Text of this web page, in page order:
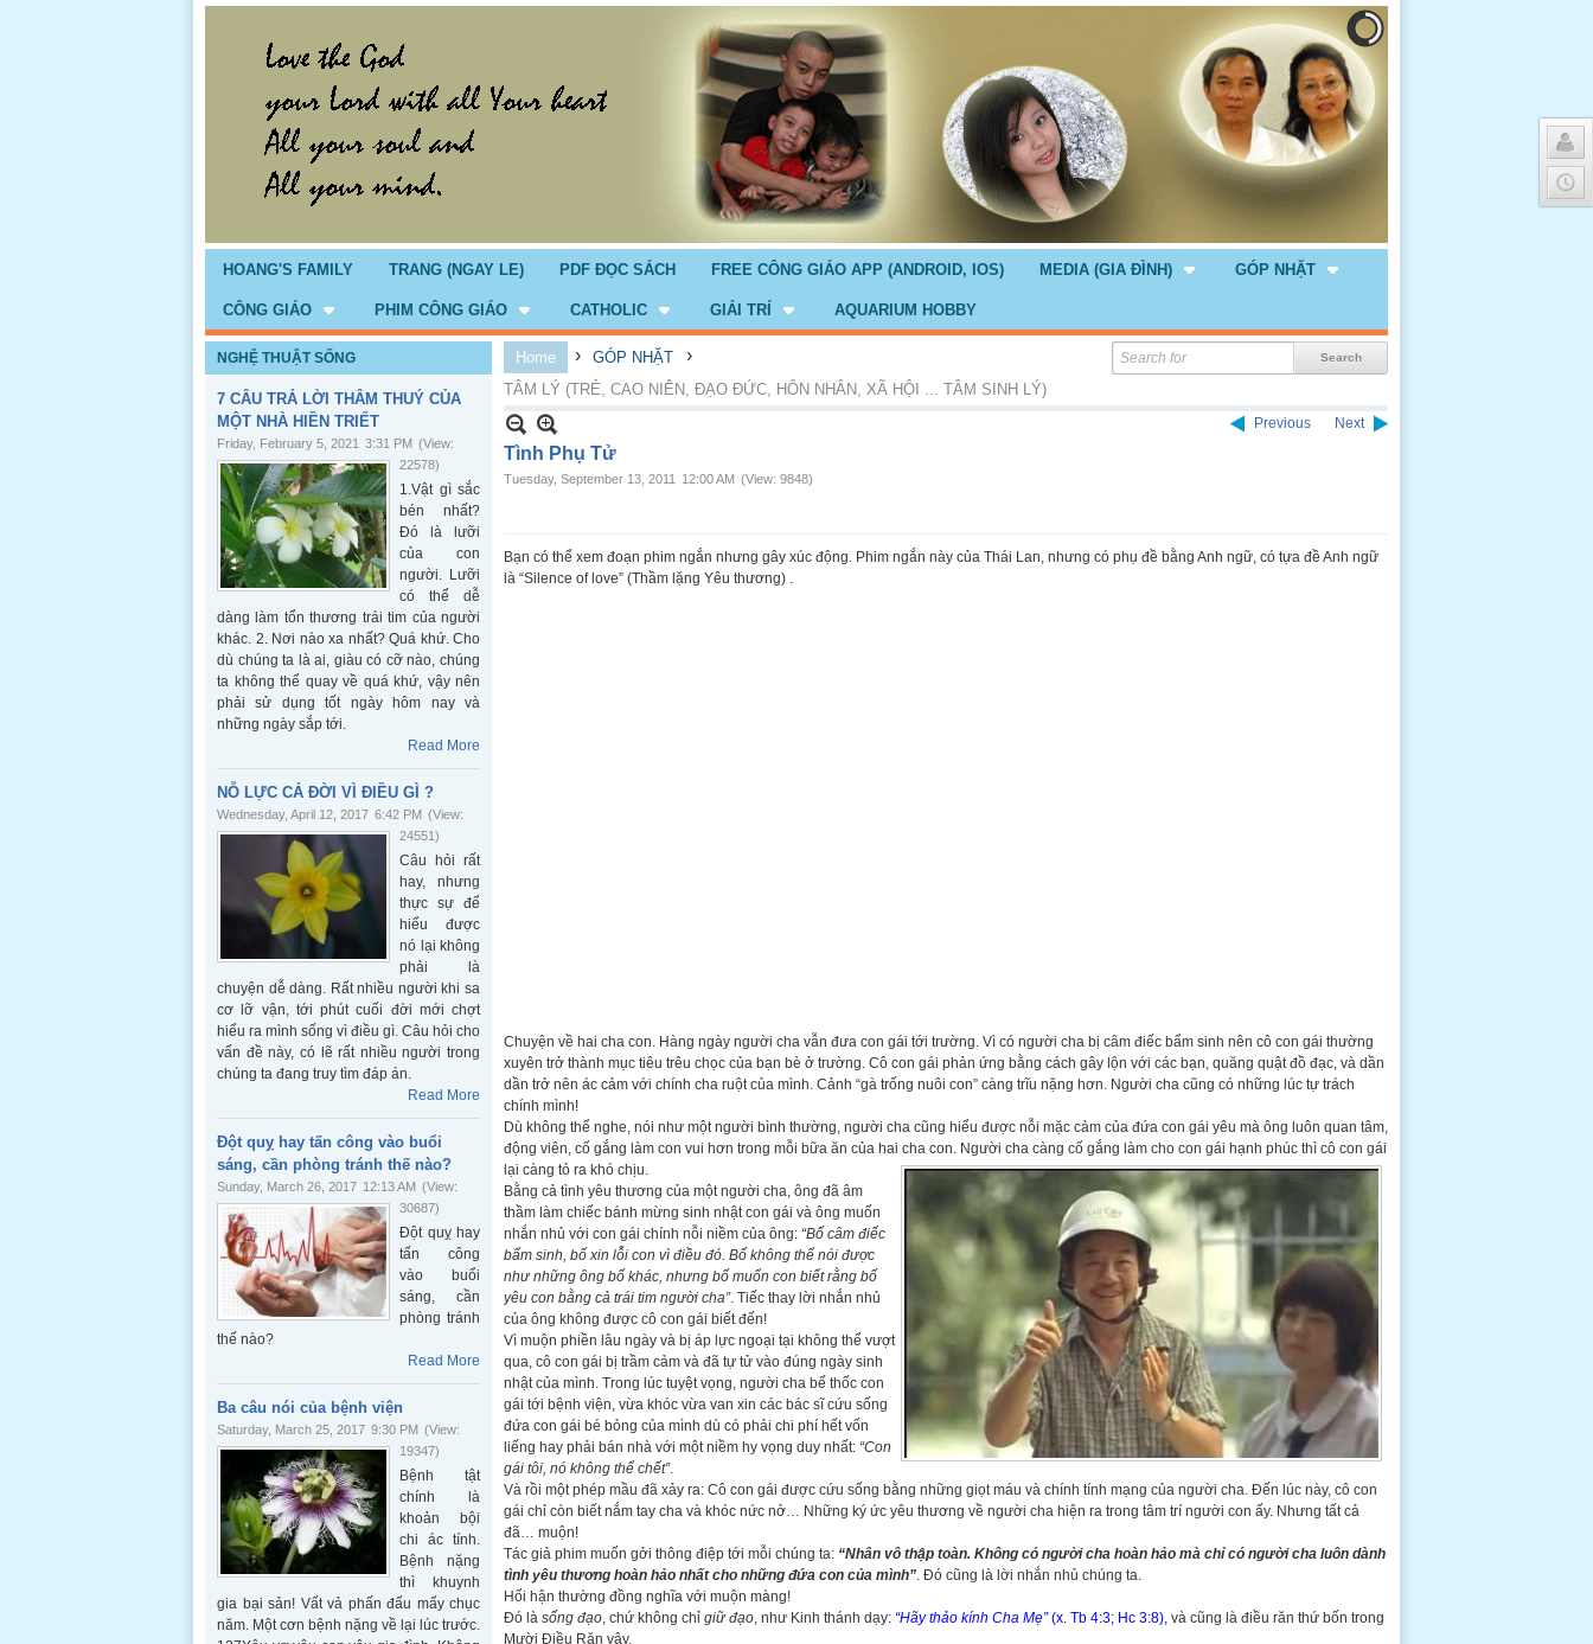
HOANG'S FAMILY TRANG (NGAY LE) PDF ĐỌC SÁCH FREE CÔNG GIÁO APP (ANDROID, IOS) MEDIA (GIA ĐÌNH) GÓP NHẶT
CÔNG GIÁO PHIM CÔNG GIÁO CATHOLIC GIẢI TRÍ AQUARIUM HOBBY
NGHỆ THUẬT SỐNG
7 CÂU TRẢ LỜI THÂM THUÝ CỦA
MỘT NHÀ HIỀN TRIẾT
Friday, February 5, 2021 3:31 PM (View:
22578)
1.Vật gì sắc
bén nhất?
Đó là lưỡi
của con
người. Lưỡi
có thể dễ
dàng làm tổn thương trái tim của người
khác. 2. Nơi nào xa nhất? Quá khứ. Cho
dù chúng ta là ai, giàu có cỡ nào, chúng
ta không thể quay về quá khứ, vậy nên
phải sử dụng tốt ngày hôm nay và
những ngày sắp tới.
Read More
NỖ LỰC CẢ ĐỜI VÌ ĐIỀU GÌ ?
Wednesday, April 12, 2017 6:42 PM (View:
24551)
Câu hỏi rất
hay, nhưng
thực sự để
hiểu được
nó lại không
phải là
chuyện dễ dàng. Rất nhiều người khi sa
cơ lỡ vận, tới phút cuối đời mới chợt
hiểu ra mình sống vì điều gì. Câu hỏi cho
vấn đề này, có lẽ rất nhiều người trong
chúng ta đang truy tìm đáp án.
Read More
Đột quỵ hay tấn công vào buổi
sáng, cần phòng tránh thế nào?
Sunday, March 26, 2017 12:13 AM (View:
30687)
Đột quỵ hay
tấn công
vào buổi
sáng, cần
phòng tránh
thế nào?
Read More
Ba câu nói của bệnh viện
Saturday, March 25, 2017 9:30 PM (View:
19347)
Bệnh tật
chính là
khoản bội
chi ác tính.
Bệnh nặng
thì khuynh
gia bại sản! Vất vả phấn đấu mấy chục
năm. Một cơn bệnh nặng về lại lúc trước.
Home › GÓP NHẶT ›
TÂM LÝ (TRẺ, CAO NIÊN, ĐẠO ĐỨC, HÔN NHÂN, XÃ HỘI ... TÂM SINH LÝ)
Previous Next
Tình Phụ Tử
Tuesday, September 13, 2011 12:00 AM (View: 9848)
Bạn có thể xem đoạn phim ngắn nhưng gây xúc động. Phim ngắn này của Thái Lan, nhưng có phụ đề bằng Anh ngữ, có tựa đề Anh ngữ
là “Silence of love” (Thầm lặng Yêu thương) .
Chuyện về hai cha con. Hàng ngày người cha vẫn đưa con gái tới trường. Vì có người cha bị câm điếc bẩm sinh nên cô con gái thường
xuyên trở thành mục tiêu trêu chọc của bạn bè ở trường. Cô con gái phản ứng bằng cách gây lộn với các bạn, quăng quật đồ đạc, và dần
dần trở nên ác cảm với chính cha ruột của mình. Cảnh “gà trống nuôi con” càng trĩu nặng hơn. Người cha cũng có những lúc tự trách
chính mình!
Dù không thể nghe, nói như một người bình thường, người cha cũng hiểu được nỗi mặc cảm của đứa con gái yêu mà ông luôn quan tâm,
động viên, cố gắng làm con vui hơn trong mỗi bữa ăn của hai cha con. Người cha càng cố gắng làm cho con gái hạnh phúc thì cô con gái
lại càng tỏ ra khó chịu.
Bằng cả tình yêu thương của một người cha, ông đã âm
thầm làm chiếc bánh mừng sinh nhật con gái và ông muốn
nhắn nhủ với con gái chính nỗi niềm của ông: “Bố câm điếc
bẩm sinh, bố xin lỗi con vì điều đó. Bố không thể nói được
như những ông bố khác, nhưng bố muốn con biết rằng bố
yêu con bằng cả trái tim người cha”. Tiếc thay lời nhắn nhủ
của ông không được cô con gái biết đến!
Vì muộn phiền lâu ngày và bị áp lực ngoại tại không thể vượt
qua, cô con gái bị trầm cảm và đã tự tử vào đúng ngày sinh
nhật của mình. Trong lúc tuyệt vọng, người cha bế thốc con
gái tới bệnh viện, vừa khóc vừa van xin các bác sĩ cứu sống
đứa con gái bé bỏng của mình dù có phải chi phí hết vốn
liếng hay phải bán nhà với một niềm hy vọng duy nhất: “Con
gái tôi, nó không thể chết”.
Và rồi một phép mầu đã xảy ra: Cô con gái được cứu sống bằng những giọt máu và chính tính mạng của người cha. Đến lúc này, cô con
gái chỉ còn biết nắm tay cha và khóc nức nở… Những ký ức yêu thương về người cha hiện ra trong tâm trí người con ấy. Nhưng tất cả
đã… muộn!
Tác giả phim muốn gởi thông điệp tới mỗi chúng ta: “Nhân vô thập toàn. Không có người cha hoàn hảo mà chỉ có người cha luôn dành
tình yêu thương hoàn hảo nhất cho những đứa con của mình”. Đó cũng là lời nhắn nhủ chúng ta.
Hối hận thường đồng nghĩa với muộn màng!
Đó là sống đạo, chứ không chỉ giữ đạo, như Kinh thánh dạy: “Hãy thảo kính Cha Mẹ”(x. Tb 4:3; Hc 3:8), và cũng là điều răn thứ bốn trong
Mười Điều Răn vậy.